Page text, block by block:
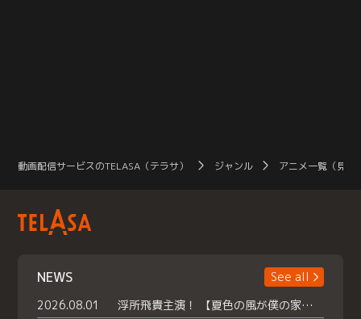
動画配信サービスのTELASA（テラサ） ジャンル アニメ一覧（見放
NEWS
See all
2026.08.01
浮所飛貴主演！ 【夏色の風が僕の家にやってきた】 本日よりテラサで独占配信スタート！